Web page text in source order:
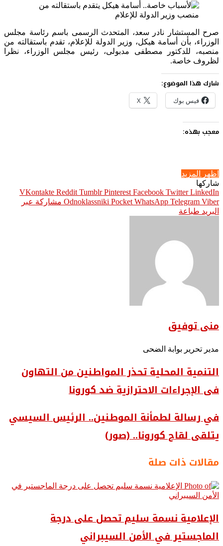
صرح المستشار نادر سعد، المتحدث الرسمى باسم رئاسة مجلس
الوزراء، بأن أسامة هيكل، وزير الدولة للإعلام، تقدم باستقالته من
منصبه، للدكتور مصطفى مدبولى، رئيس مجلس الوزراء، نظرا
لظروف خاصة.
شارك هذا الموضوع:
فيس بوك X
معجب بهذه:
اظهر المزيد
شاركها
Facebook Twitter LinkedIn
Pinterest
Odnoklassniki Pocket WhatsApp Telegram Viber
مشاركة عبر
البريد طباعة
منى توفيق
مدير تحرير بوابة الضحى
التنمية المحلية تحذر المواطنين من التهاون
فى الإجراءات الاحترازية ضد كورونا
في رسالة لطمأنة الموطنين.. الرئيس السيسي
يتلقى لقاح كورونا.. (صور)
مقالات ذات صلة
الإعلامية نسمة سليم تحصل على درجة
الماجستير في الأمن السيبراني